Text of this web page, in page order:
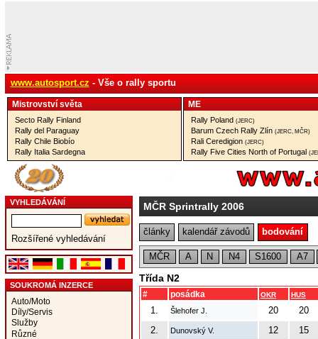
www.autosport.cz - Vše o rally sportu
Mistrovství­ světa
Secto Rally Finland
Rally del Paraguay
Rally Chile Biobío
Rally Italia Sardegna
ME
Rally Poland (JERC)
Barum Czech Rally Zlín (JERC, MČR)
Rali Ceredigion (JERC)
Rally Five Cities North of Portugal
VYHLEDÁVÁNÍ
Rozšířené vyhledávání
SOUKROMÁ INZERCE
Auto/Moto
Díly/Servis
Služby
Různé
MČR Sprintrally 2006
články kalendář závodů bodování
MČR A N N4 S1600 A7
Třída N2
# posádka OKR HUS
1. Šlehofer J. 20
20
2.
Dunovský V. 12
15